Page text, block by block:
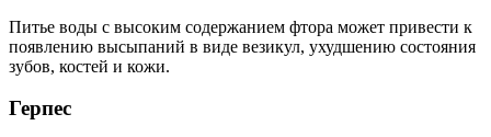
Питье воды с высоким содержанием фтора может привести к
появлению высыпаний в виде везикул, ухудшению состояния
зубов, костей и кожи.
Герпес